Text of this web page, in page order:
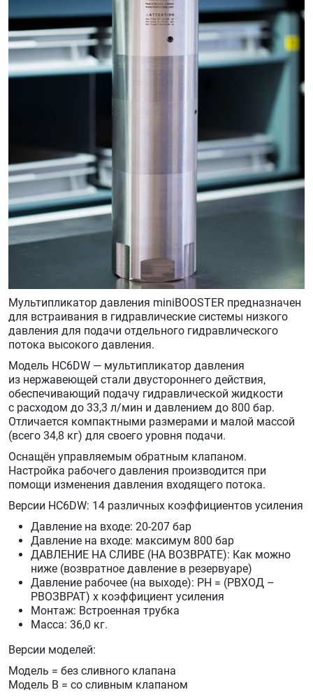
Мультипликатор давления miniBOOSTER предназначен
для встраивания в гидравлические системы низкого
давления для подачи отдельного гидравлического
потока высокого давления.
Модель HC6DW — мультипликатор давления
из нержавеющей стали двустороннего действия,
обеспечивающий подачу гидравлической жидкости
с расходом до 33,3 л/мин и давлением до 800 бар.
Отличается компактными размерами и малой массой
(всего 34,8 кг) для своего уровня подачи.
Оснащён управляемым обратным клапаном.
Настройка рабочего давления производится при
помощи изменения давления входящего потока.
Версии HC6DW: 14 различных коэффициентов усиления
Давление на входе: 20-207 бар
Давление на входе: максимум 800 бар
ДАВЛЕНИЕ НА СЛИВЕ (НА ВОЗВРАТЕ): Как можно
ниже (возвратное давление в резервуаре)
Давление рабочее (на выходе): PH = (PВХОД –
PВОЗВРАТ) x коэффициент усиления
Монтаж: Встроенная трубка
Масса: 36,0 кг.
Версии моделей:
Модель = без сливного клапана
Модель B = со сливным клапаном